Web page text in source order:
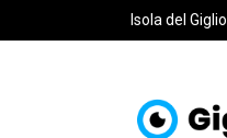
Skip to main content
Isola del Giglio